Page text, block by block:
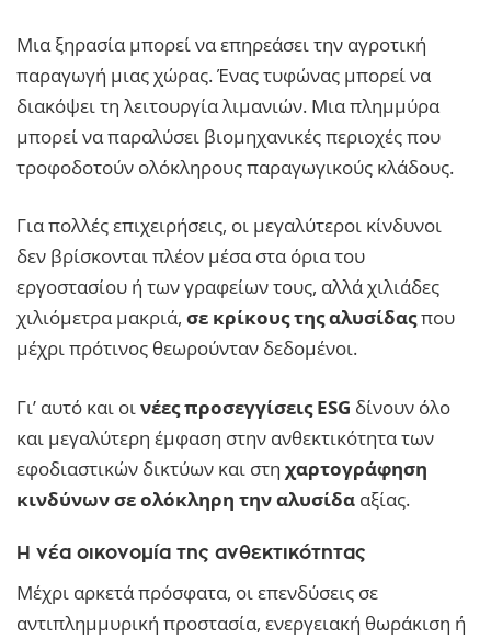
Μια ξηρασία μπορεί να επηρεάσει την αγροτική
παραγωγή μιας χώρας. Ένας τυφώνας μπορεί να
διακόψει τη λειτουργία λιμανιών. Μια πλημμύρα
μπορεί να παραλύσει βιομηχανικές περιοχές που
τροφοδοτούν ολόκληρους παραγωγικούς κλάδους.
Για πολλές επιχειρήσεις, οι μεγαλύτεροι κίνδυνοι
δεν βρίσκονται πλέον μέσα στα όρια του
εργοστασίου ή των γραφείων τους, αλλά χιλιάδες
χιλιόμετρα μακριά, σε κρίκους της αλυσίδαςπου
μέχρι πρότινος θεωρούνταν δεδομένοι.
Γι’ αυτό και οινέες προσεγγίσεις ESG δίνουν όλο
και μεγαλύτερη έμφαση στην ανθεκτικότητα των
εφοδιαστικών δικτύων και στη χαρτογράφηση
κινδύνων σε ολόκληρη την αλυσίδα αξίας.
Η νέα οικονομία της ανθεκτικότητας
Μέχρι αρκετά πρόσφατα, οι επενδύσεις σε
αντιπλημμυρική προστασία, ενεργειακή θωράκιση ή